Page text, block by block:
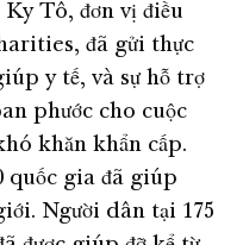
Tô, đơn vị điều
đã gửi thực
y tế, và sự hỗ trợ
phước cho cuộc
khăn khẩn cấp.
quốc gia đã giúp
Người dân tại 175